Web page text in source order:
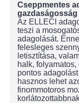
Cseppmentes
gazdaságosság
Az ELLECI
teszi a
adagolását.
felesleges
letisztítása,
halk,
pontos
hasznos lehet
finommotoros